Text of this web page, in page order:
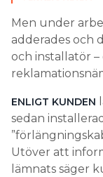
Men under
adderades och
och installatör
ENLIGT KUNDEN
sedan
Utöver att
lämnats säger